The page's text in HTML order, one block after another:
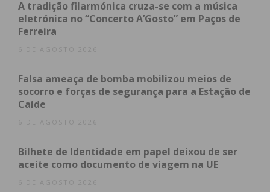
A tradição filarmónica cruza-se com a música
eletrónica no “Concerto A’Gosto” em Paços de
Ferreira
6 DE AGOSTO 2026
Falsa ameaça de bomba mobilizou meios de
socorro e forças de segurança para a Estação de
Caíde
6 DE AGOSTO 2026
Bilhete de Identidade em papel deixou de ser
aceite como documento de viagem na UE
6 DE AGOSTO 2026